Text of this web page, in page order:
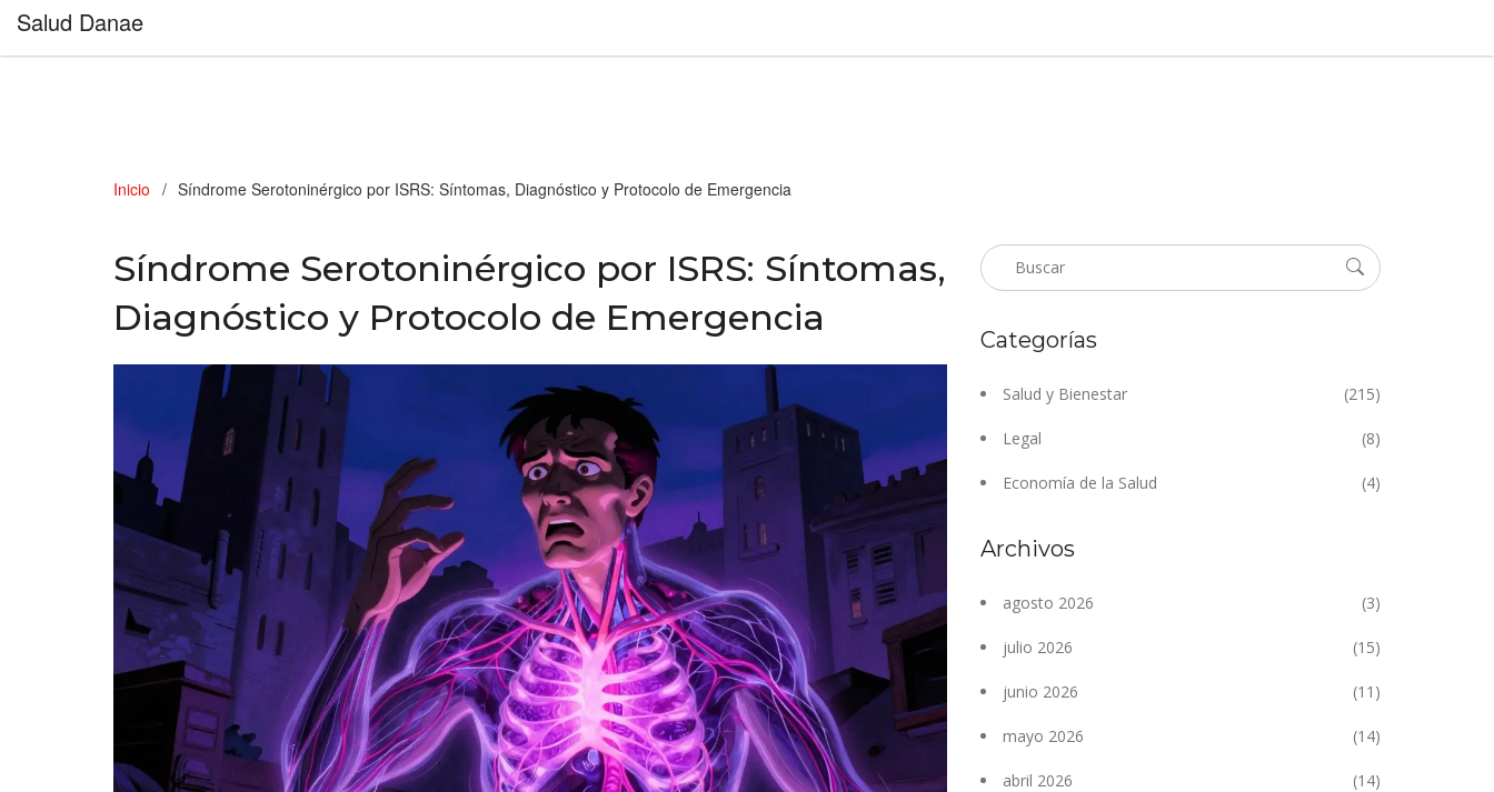
Salud Danae
Inicio Síndrome Serotoninérgico por ISRS: Síntomas, Diagnóstico y Protocolo de Emergencia
Síndrome Serotoninérgico por ISRS: Síntomas,
Diagnóstico y Protocolo de Emergencia
Categorías
Salud y Bienestar (215)
Legal (8)
Economía de la Salud (4)
Archivos
agosto 2026 (3)
julio 2026 (15)
junio 2026 (11)
mayo 2026 (14)
abril 2026 (14)